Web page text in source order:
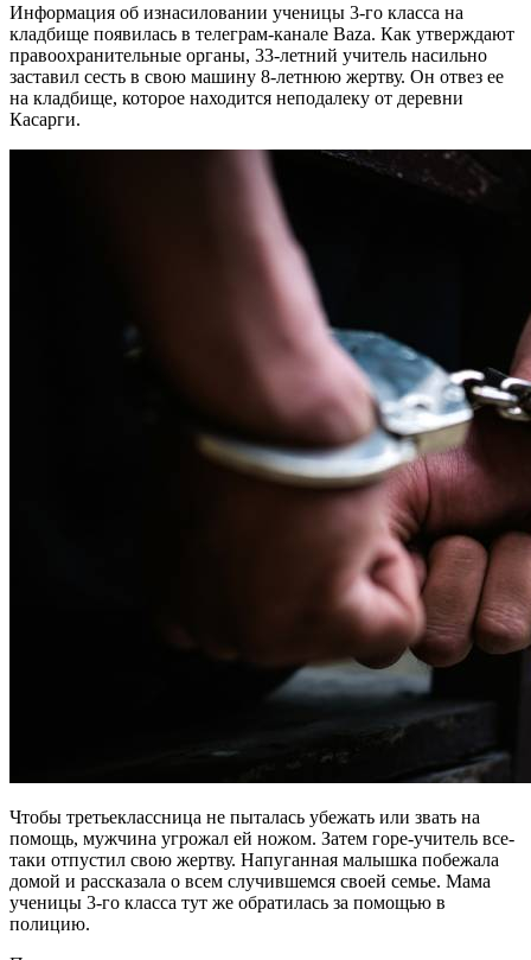
Информация об изнасиловании ученицы 3-го класса на
кладбище появилась в телеграм-канале Baza. Как утверждают
правоохранительные органы, 33-летний учитель насильно
заставил сесть в свою машину 8-летнюю жертву. Он отвез ее
на кладбище, которое находится неподалеку от деревни
Касарги.
Чтобы третьеклассница не пыталась убежать или звать на
помощь, мужчина угрожал ей ножом. Затем горе-учитель все-
таки отпустил свою жертву. Напуганная малышка побежала
домой и рассказала о всем случившемся своей семье. Мама
ученицы 3-го класса тут же обратилась за помощью в
полицию.